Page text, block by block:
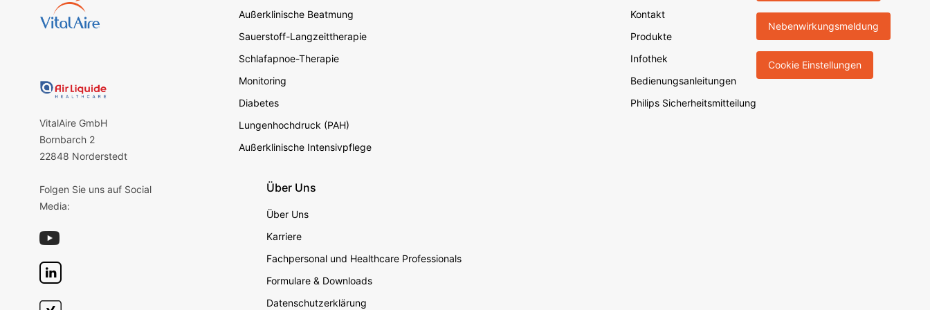
VitalAire GmbH
Bornbarch 2
22848 Norderstedt
Folgen Sie uns auf Social
Media:
Außerklinische Beatmung
Sauerstoff-Langzeittherapie
Schlafapnoe-Therapie
Monitoring
Diabetes
Lungenhochdruck (PAH)
Außerklinische Intensivpflege
Kontakt
Produkte
Infothek
Bedienungsanleitungen
Philips Sicherheitsmitteilung
Über Uns
Über Uns
Karriere
Fachpersonal und Healthcare Professionals
Formulare & Downloads
Datenschutzerklärung
Nebenwirkungsmeldung
Cookie Einstellungen